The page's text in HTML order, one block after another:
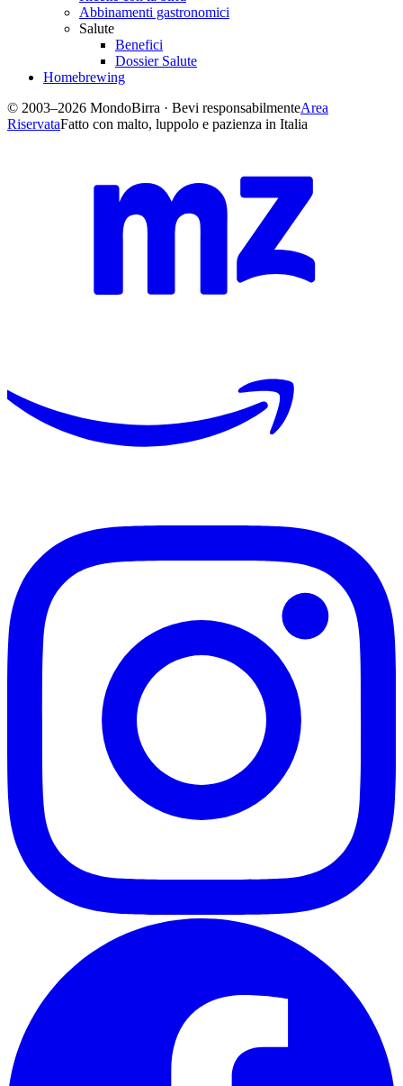
Abbinamenti gastronomici
Salute
Benefici
Dossier Salute
Homebrewing
© 2003–2026 MondoBirra · Bevi responsabilmenteArea
RiservataFatto con malto, luppolo e pazienza in Italia